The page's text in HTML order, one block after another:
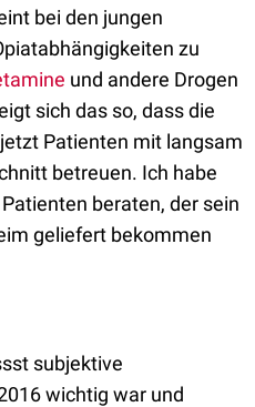
bei den jungen
zu
und andere Drogen
sich das so, dass die
jetzt Patienten mit langsam
betreuen. Ich habe
beraten, der sein
geliefert bekommen
subjektive
wichtig war und